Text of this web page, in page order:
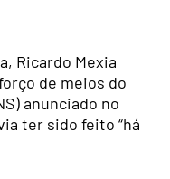
Ricardo Mexia
de meios do
anunciado no
ter sido feito “há